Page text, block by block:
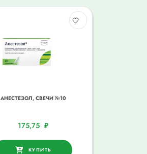
АНЕСТЕЗОЛ, СВЕЧИ №10
175,75 ₽
КУПИТЬ